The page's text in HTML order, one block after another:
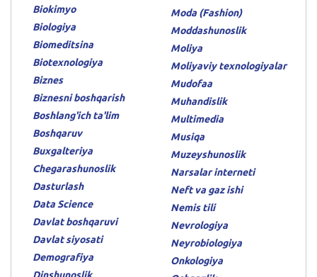
Biokimyo
Biologiya
Biomeditsina
Biotexnologiya
Biznes
Biznesni boshqarish
Boshlang'ich ta'lim
Boshqaruv
Buxgalteriya
Chegarashunoslik
Dasturlash
Data Science
Davlat boshqaruvi
Davlat siyosati
Demografiya
Dinshunoslik
Moda (Fashion)
Moddashunoslik
Moliya
Moliyaviy texnologiyalar
Mudofaa
Muhandislik
Multimedia
Musiqa
Muzeyshunoslik
Narsalar interneti
Neft va gaz ishi
Nemis tili
Nevrologiya
Neyrobiologiya
Onkologiya